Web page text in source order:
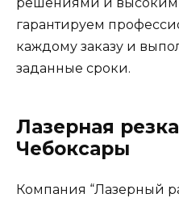
гарантируем
каждому заказу и
заданные сроки.
Лазерная
Чебоксары
Компания “Лазерный